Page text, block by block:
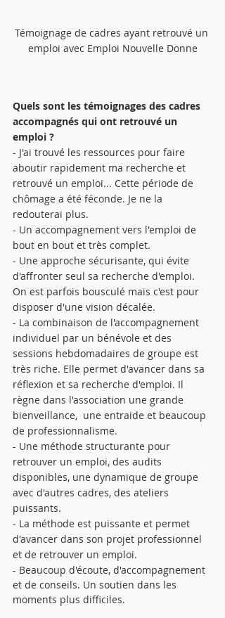
Témoignage de cadres ayant retrouvé un
emploi avec Emploi Nouvelle Donne
Quels sont les témoignages des cadres
accompagnés qui ont retrouvé un
emploi ?
- J'ai trouvé les ressources pour faire
aboutir rapidement ma recherche et
retrouvé un emploi... Cette période de
chômage a été féconde. Je ne la
redouterai plus.
- Un accompagnement vers l'emploi de
bout en bout et très complet.
- Une approche sécurisante, qui évite
d'affronter seul sa recherche d'emploi.
On est parfois bousculé mais c'est pour
disposer d'une vision décalée.
- La combinaison de l'accompagnement
individuel par un bénévole et des
sessions hebdomadaires de groupe est
très riche. Elle permet d'avancer dans sa
réflexion et sa recherche d'emploi. Il
règne dans l'association une grande
bienveillance,  une entraide et beaucoup
de professionnalisme.
- Une méthode structurante pour
retrouver un emploi, des audits
disponibles, une dynamique de groupe
avec d'autres cadres, des ateliers
puissants.
- La méthode est puissante et permet
d'avancer dans son projet professionnel
et de retrouver un emploi.
- Beaucoup d'écoute, d'accompagnement
et de conseils. Un soutien dans les
moments plus difficiles.